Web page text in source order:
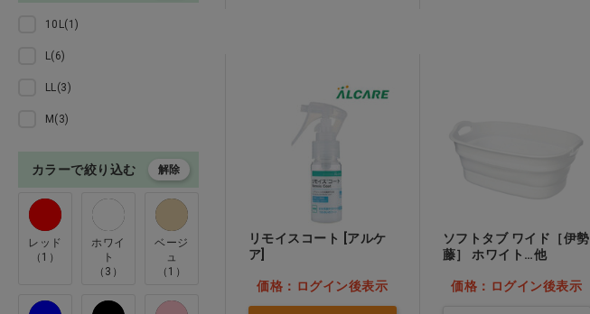
ペット用品
専門診療科
クリアランス
訳あり
訪問看護
リモイスコート [アルケ
ア]
価格：ログイン後表示
ソフトタブ ワイド［伊勢
藤］ ホワイト…他
価格：ログイン後表示
白元アース(8)
睦三(1)
紀陽除虫菊(5)
花王(5)
10L(1)
L(6)
LL(3)
M(3)
カラーで絞り込む 解除
レッド
（1）
ホワイ
ト
（3）
ベージ
ュ
（1）